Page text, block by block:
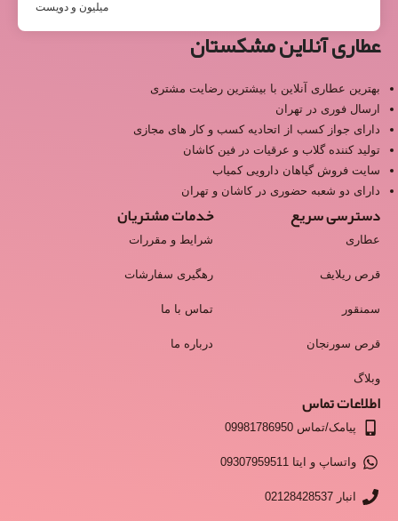
میلیون و دویست
عطاری آنلاین مشکستان
بهترین عطاری آنلاین با بیشترین رضایت مشتری
ارسال فوری در تهران
دارای جواز کسب از اتحادیه کسب و کار های مجازی
تولید کننده گلاب و عرقیات در فین کاشان
سایت فروش گیاهان دارویی کمیاب
دارای دو شعبه حضوری در کاشان و تهران
دسترسی سریع
عطاری
قرص ریلایف
سمنقور
قرص سورنجان
وبلاگ
خدمات مشتریان
شرایط و مقررات
رهگیری سفارشات
تماس با ما
درباره ما
اطلاعات تماس
پیامک/تماس 09981786950
واتساپ و ایتا 09307959511
انبار 02128428537